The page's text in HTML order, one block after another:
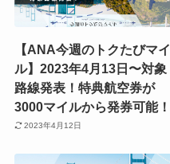
【ANA今週のトクたびマイ
ル】2023年4月13日〜対象
路線発表！特典航空券が
3000マイルから発券可能！
2023年4月12日